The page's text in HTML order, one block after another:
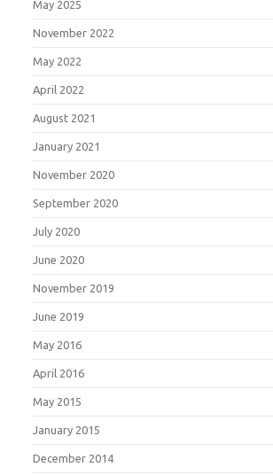
May 2025
November 2022
May 2022
April 2022
August 2021
January 2021
November 2020
September 2020
July 2020
June 2020
November 2019
June 2019
May 2016
April 2016
May 2015
January 2015
December 2014